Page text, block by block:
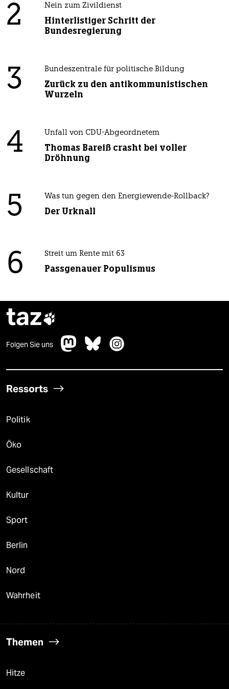
2 Nein zum Zivildienst
Hinterlistiger Schritt der
Bundesregierung
3 Bundeszentrale für politische Bildung
Zurück zu den antikommunistischen
Wurzeln
4 Unfall von CDU-Abgeordnetem
Thomas Bareiß crasht bei voller
Dröhnung
5 Was tun gegen den Energiewende-Rollback?
Der Urknall
6 Streit um Rente mit 63
Passgenauer Populismus
taz
Folgen Sie uns
Ressorts
Politik
Öko
Gesellschaft
Kultur
Sport
Berlin
Nord
Wahrheit
Themen
Hitze